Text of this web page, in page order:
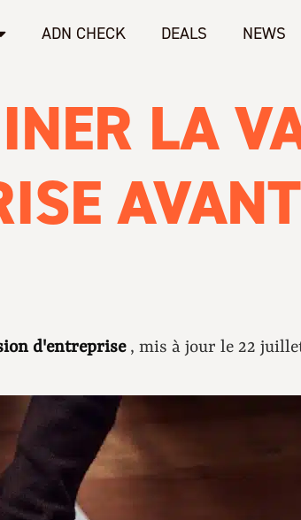
ADN CHECK DEALS NEWS
LA
d'entreprise, mis à jour le 22